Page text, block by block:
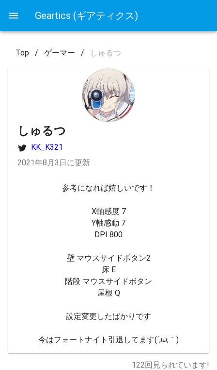
Geartics (ギアティクス)
Top / ゲーマー / しゅるつ
しゅるつ
KK_K321
2021年8月3日に更新
参考になれば嬉しいです！
X軸感度 7
Y軸感動 7
DPI 800
壁 マウスサイドボタン2
床 E
階段 マウスサイドボタン
屋根 Q
設定変更したばかりです
今はフォートナイト引退してます(´;ω;｀)
122回見られています!